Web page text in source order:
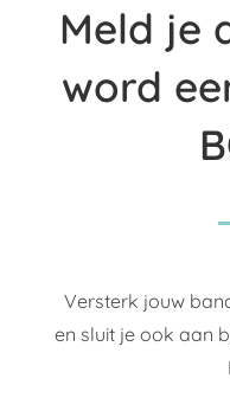
Meld je
word
Versterk jouw
en sluit je ook aan